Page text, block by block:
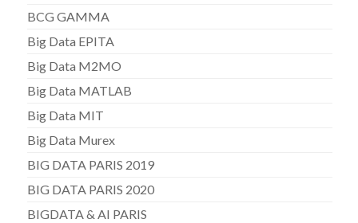
BCG GAMMA
Big Data EPITA
Big Data M2MO
Big Data MATLAB
Big Data MIT
Big Data Murex
BIG DATA PARIS 2019
BIG DATA PARIS 2020
BIGDATA & AI PARIS